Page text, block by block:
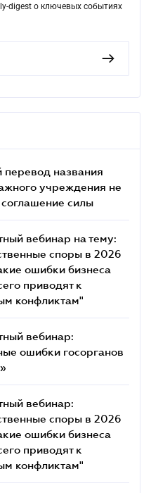
digest о ключевых событиях
названия
учреждения не
силы
вебинар на тему:
споры в 2026
ошибки бизнеса
приводят к
конфликтам"
вебинар:
ошибки госорганов
вебинар:
споры в 2026
ошибки бизнеса
приводят к
конфликтам"